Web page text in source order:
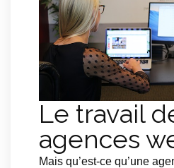
Le travail
agences
Mais qu’est-ce qu’une